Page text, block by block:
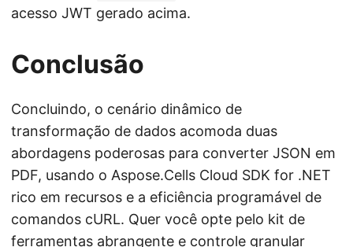
acesso JWT gerado acima.
Conclusão
Concluindo, o cenário dinâmico de
transformação de dados acomoda duas
abordagens poderosas para converter JSON em
PDF, usando o Aspose.Cells Cloud SDK for .NET
rico em recursos e a eficiência programável de
comandos cURL. Quer você opte pelo kit de
ferramentas abrangente e controle granular